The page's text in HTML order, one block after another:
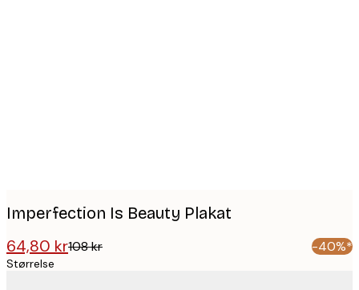
Imperfection Is Beauty Plakat
64,80 kr108 kr -40%*
Størrelse